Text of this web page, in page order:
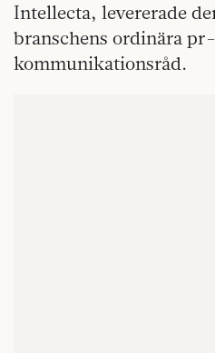
Intellecta, levererade
branschens ordinära
kommunikationsråd.